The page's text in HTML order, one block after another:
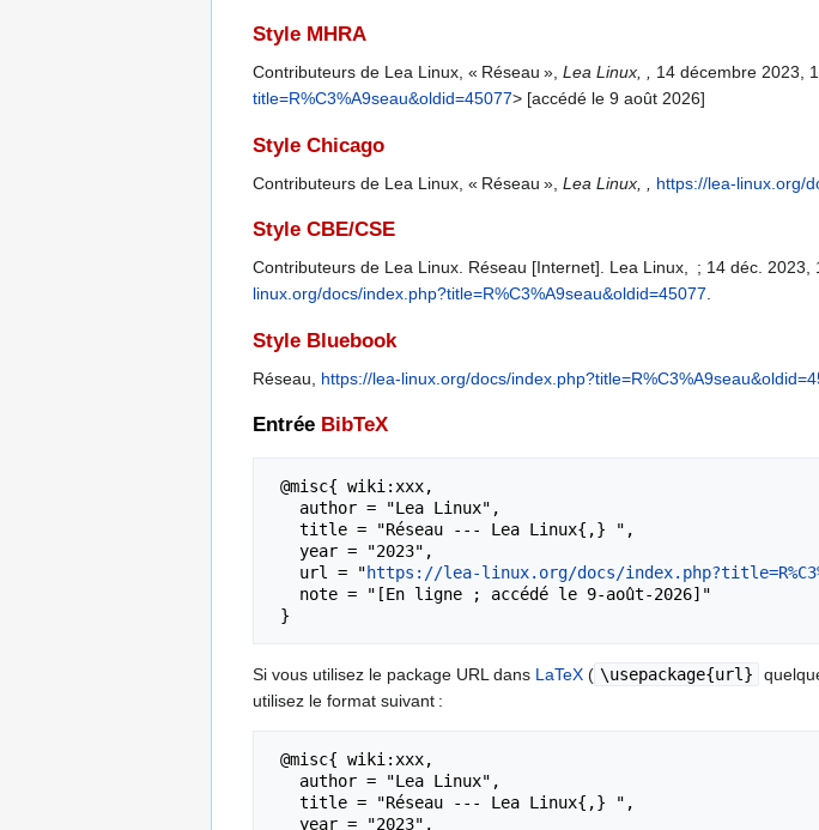
Style MHRA
Contributeurs de Lea Linux, « Réseau », Lea Linux, , 14 décembre 2023,
title=R%C3%A9seau&oldid=45077> [accédé le 9 août 2026]
Style Chicago
Contributeurs de Lea Linux, « Réseau », Lea Linux, , https://lea-linux.org/
Style CBE/CSE
Contributeurs de Lea Linux. Réseau [Internet]. Lea Linux, ; 14 déc. 2023,
linux.org/docs/index.php?title=R%C3%A9seau&oldid=45077
Style Bluebook
Réseau, https://lea-linux.org/docs/
Entrée BibTeX
   url = "
https://lea-linux.org/docs/
Si vous utilisez le package URL dans LaTeX ( \usepackage{url}
utilisez le format suivant :